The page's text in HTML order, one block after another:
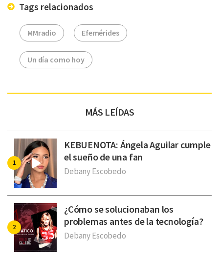
Tags relacionados
MMradio Efemérides
Un día como hoy
MÁS LEÍDAS
KEBUENOTA: Ángela Aguilar cumple
el sueño de una fan
Debany Escobedo
¿Cómo se solucionaban los
problemas antes de la tecnología?
Debany Escobedo